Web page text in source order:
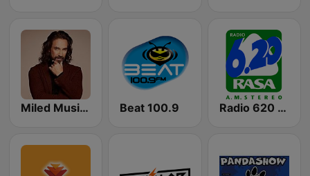
Miled Music Marco Antonio Solís Beat 100.9 Radio 620 AM